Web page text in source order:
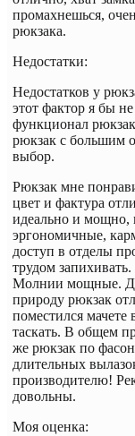
промахнешься,
рюкзака.
Недостатки:
Недостатков у
этот фактор я бы
функционал
рюкзак с большим
выбор.
Рюкзак мне
цвет и фактура
идеально и мощно,
эргономичные,
доступ в отделы
трудом
Молнии мощные.
природу рюкзак
поместился мачете
таскать. В общем
же рюкзак по
длительных
производителю!
довольны.
Моя оценка: